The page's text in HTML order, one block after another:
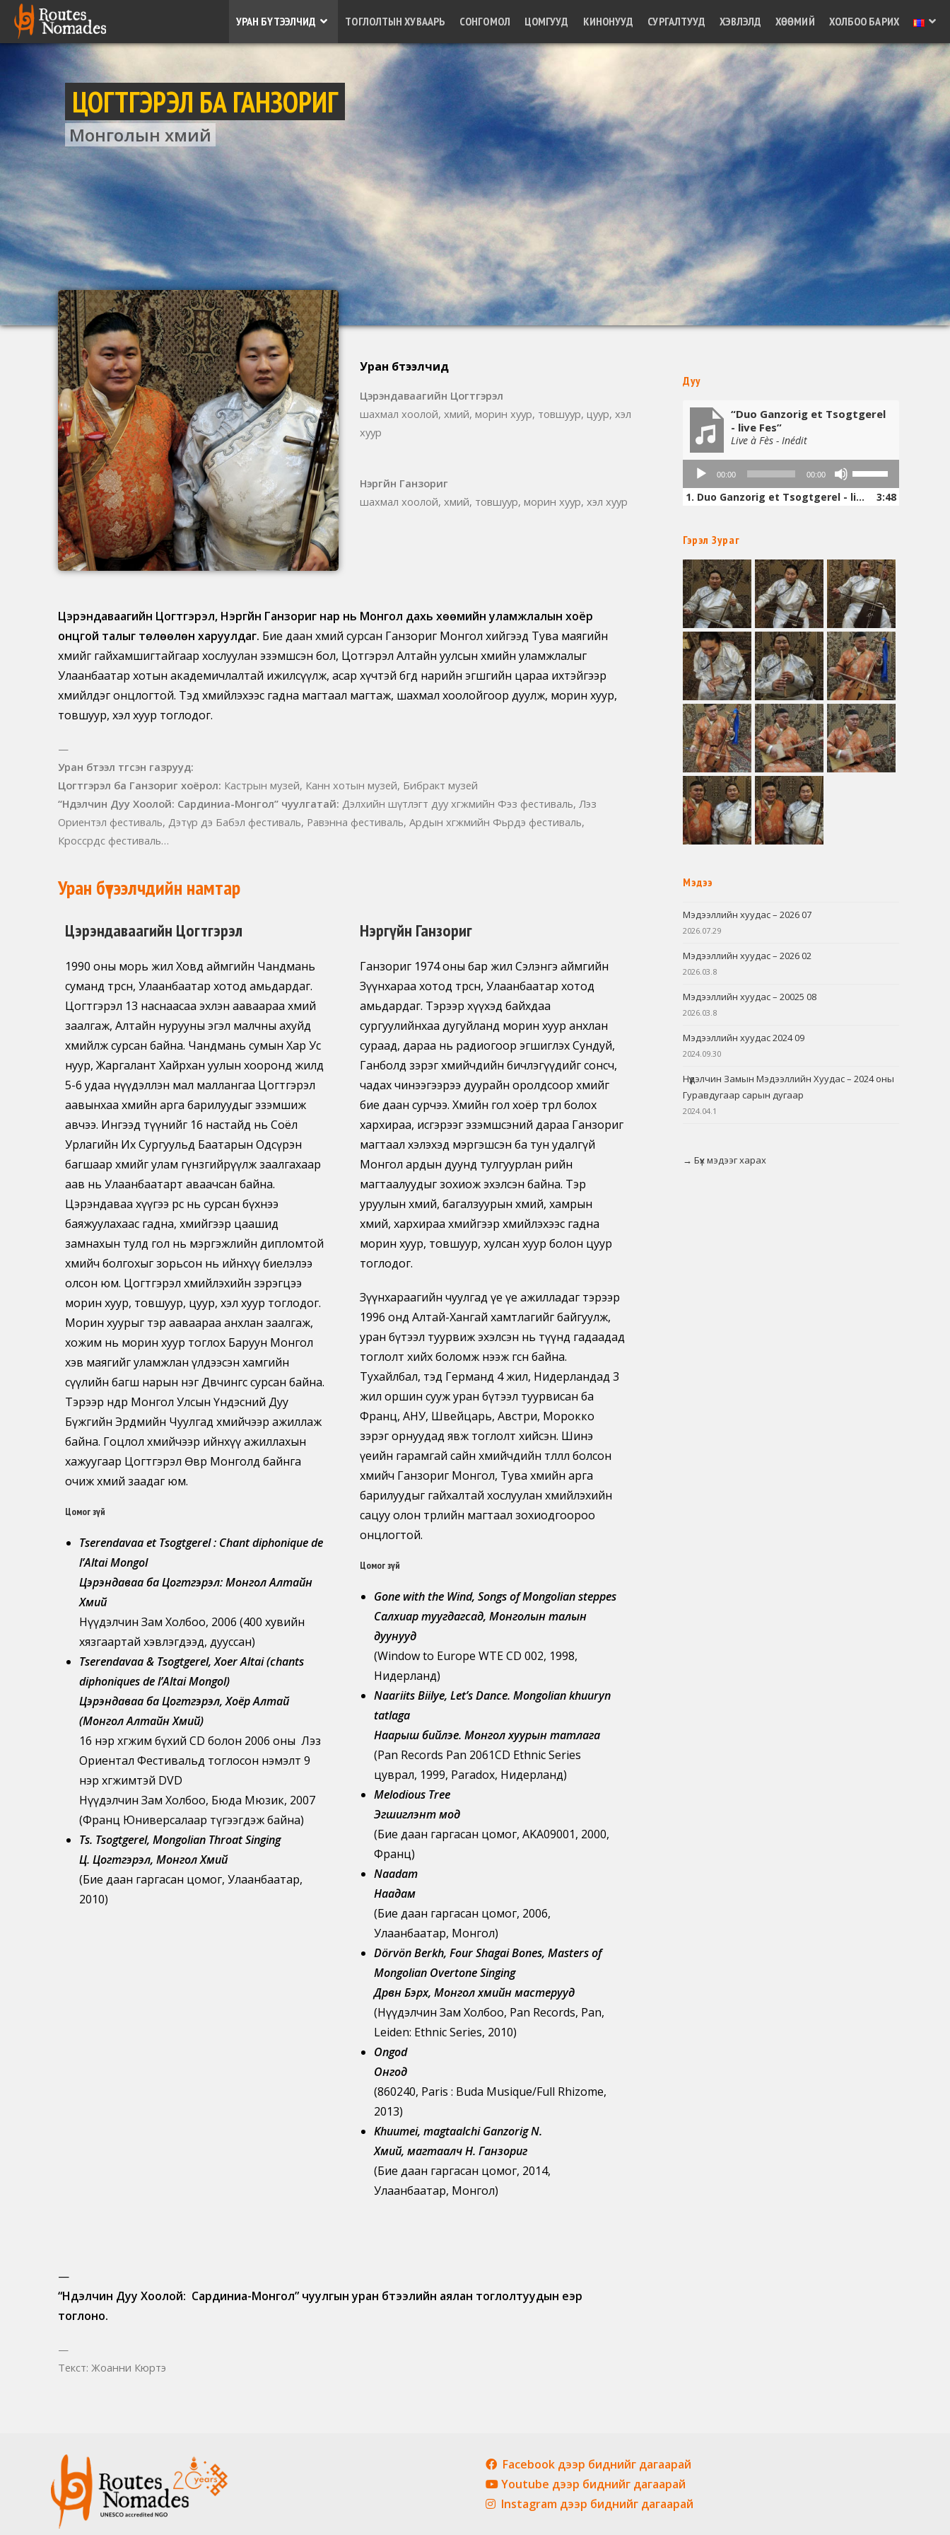
УРАН БҮТЭЭЛЧИД ТОГЛОЛТЫН ХУВААРЬ СОНГОМОЛ ЦОМГУУД КИНОНУУД СУРГАЛТУУД ХЭВЛЭЛД ХӨӨМИЙ ХОЛБОО БАРИХ
ЦОГТГЭРЭЛ БА ГАНЗОРИГ
Монголын хөөмий
Уран бүтээлчид
Цэрэндаваагийн Цогтгэрэл
шахмал хоолой, хөөмий, морин хуур, товшуур, цуур, хэл
хуур
Нэргүйн Ганзориг
шахмал хоолой, хөөмий, товшуур, морин хуур, хэл хуур
Цэрэндаваагийн Цогтгэрэл, Нэргүйн Ганзориг нар нь Монгол дахь хөөмийн уламжлалын хоёр
онцгой талыг төлөөлөн харуулдаг. Бие даан хөөмий сурсан Ганзориг Монгол хийгээд Тува маягийн
хөөмийг гайхамшигтайгаар хослуулан эзэмшсэн бол, Цотгэрэл Алтайн уулсын хөөмийн уламжлалыг
Улаанбаатар хотын академичлалтай ижилсүүлж, асар хүчтэй бөгөөд нарийн эгшгийн цараа ихтэйгээр
хөөмийлдэг онцлогтой. Тэд хөөмийлэхээс гадна магтаал магтаж, шахмал хоолойгоор дуулж, морин хуур,
товшуур, хэл хуур тоглодог.
—
Уран бүтээл түгсэн газрууд:
Цогтгэрэл ба Ганзориг хоёрол: Кастрын музей, Канн хотын музей, Бибракт музей
“Нүүдэлчин Дуу Хоолой: Сардиниа-Монгол” чуулгатай: Дэлхийн шүтлэгт дуу хөгжмийн Фэз фестиваль, Лэз
Ориентэл фестиваль, Дэтүр дэ Бабэл фестиваль, Равэнна фестиваль, Ардын хөгжмийн Фьөрдэ фестиваль,
Кроссрөдс фестиваль…
Уран бүтээлчдийн намтар
Цэрэндаваагийн Цогтгэрэл
1990 оны морь жил Ховд аймгийн Чандмань
суманд төрсөн, Улаанбаатар хотод амьдардаг.
Цогтгэрэл 13 наснаасаа эхлэн ааваараа хөөмий
заалгаж, Алтайн нурууны эгэл малчны ахуйд
хөөмийлж сурсан байна. Чандмань сумын Хар Ус
нуур, Жаргалант Хайрхан уулын хооронд жилд
5-6 удаа нүүдэллэн мал маллангаа Цогтгэрэл
аавынхаа хөөмийн арга барилуудыг эзэмшиж
авчээ. Ингээд түүнийг 16 настайд нь Соёл
Урлагийн Их Сургуульд Баатарын Одсүрэн
багшаар хөөмийг улам гүнзгийрүүлж заалгахаар
аав нь Улаанбаатарт аваачсан байна.
Цэрэндаваа хүүгээ өөрөөс нь сурсан бүхнээ
баяжуулахаас гадна, хөөмийгээр цаашид
замнахын тулд гол нь мэргэжлийн дипломтой
хөөмийч болгохыг зорьсон нь ийнхүү биелэлээ
олсон юм. Цогтгэрэл хөөмийлэхийн зэрэгцээ
морин хуур, товшуур, цуур, хэл хуур тоглодог.
Морин хуурыг тэр ааваараа анхлан заалгаж,
хожим нь морин хуур тоглох Баруун Монгол
хэв маягийг уламжлан үлдээсэн хамгийн
сүүлийн багш нарын нэг Дөвчингөөс сурсан байна.
Тэрээр өнөөдөр Монгол Улсын Үндэсний Дуу
Бүжгийн Эрдмийн Чуулгад хөөмийчээр ажиллаж
байна. Гоцлол хөөмийчээр ийнхүү ажиллахын
хажуугаар Цогтгэрэл Өвөр Монголд байнга
очиж хөөмий заадаг юм.
Цомог зүй
Tserendavaa et Tsogtgerel : Chant diphonique de
l’Altai Mongol
Цэрэндаваа ба Цогтгэрэл: Монгол Алтайн
Хөөмий
Нүүдэлчин Зам Холбоо, 2006 (400 хувийн
хязгаартай хэвлэгдээд, дууссан)
Tserendavaa & Tsogtgerel, Xoer Altai (chants
diphoniques de l’Altai Mongol)
Цэрэндаваа ба Цогтгэрэл, Хоёр Алтай
(Монгол Алтайн Хөөмий)
16 нэр хөгжим бүхий CD болон 2006 оны Лэз
Ориентал Фестивальд тоглосон нэмэлт 9
нэр хөгжимтэй DVD
Нүүдэлчин Зам Холбоо, Бюда Мюзик, 2007
(Франц Юниверсалаар түгээгдэж байна)
Ts. Tsogtgerel, Mongolian Throat Singing
Ц. Цогтгэрэл, Монгол Хөөмий
(Бие даан гаргасан цомог, Улаанбаатар,
2010)
Нэргүйн Ганзориг
Ганзориг 1974 оны бар жил Сэлэнгэ аймгийн
Зүүнхараа хотод төрсөн, Улаанбаатар хотод
амьдардаг. Тэрээр хүүхэд байхдаа
сургуулийнхаа дугуйланд морин хуур анхлан
сураад, дараа нь радиогоор эгшиглэх Сундуй,
Ганболд зэрэг хөөмийчдийн бичлэгүүдийг сонсч,
чадах чинээгээрээ дуурайн оролдсоор хөөмийг
бие даан сурчээ. Хөөмийн гол хоёр төрөл болох
хархираа, исгэрээг эзэмшсэний дараа Ганзориг
магтаал хэлэхэд мэргэшсэн ба тун удалгүй
Монгол ардын дуунд тулгуурлан өөрийн
магтаалуудыг зохиож эхэлсэн байна. Тэр
уруулын хөөмий, багалзуурын хөөмий, хамрын
хөөмий, хархираа хөөмийгээр хөөмийлэхээс гадна
морин хуур, товшуур, хулсан хуур болон цуур
тоглодог.
Зүүнхараагийн чуулгад үе үе ажилладаг тэрээр
1996 онд Алтай-Хангай хамтлагийг байгуулж,
уран бүтээл туурвиж эхэлсэн нь түүнд гадаадад
тоглолт хийх боломж нээж өгсөн байна.
Тухайлбал, тэд Германд 4 жил, Нидерландад 3
жил оршин сууж уран бүтээл туурвисан ба
Франц, АНУ, Швейцарь, Австри, Морокко
зэрэг орнуудад явж тоглолт хийсэн. Шинэ
үеийн гарамгай сайн хөөмийчдийн төлөөлөл болсон
хөөмийч Ганзориг Монгол, Тува хөөмийн арга
барилуудыг гайхалтай хослуулан хөөмийлэхийн
сацуу олон төрлийн магтаал зохиодгоороо
онцлогтой.
Цомог зүй
Gone with the Wind, Songs of Mongolian steppes
Салхиар туугдагсад, Монголын талын
дуунууд
(Window to Europe WTE CD 002, 1998,
Нидерланд)
Naariits Biilye, Let’s Dance. Mongolian khuuryn
tatlaga
Наарыш бийлэе. Монгол хуурын татлага
(Pan Records Pan 2061CD Ethnic Series
цуврал, 1999, Paradox, Нидерланд)
Melodious Tree
Эгшиглэнт мод
(Бие даан гаргасан цомог, AKA09001, 2000,
Франц)
Naadam
Наадам
(Бие даан гаргасан цомог, 2006,
Улаанбаатар, Монгол)
Dörvön Berkh, Four Shagai Bones, Masters of
Mongolian Overtone Singing
Дөрвөн Бэрх, Монгол хөөмийн мастерууд
(Нүүдэлчин Зам Холбоо, Pan Records, Pan,
Leiden: Ethnic Series, 2010)
Ongod
Онгод
(860240, Paris : Buda Musique/Full Rhizome,
2013)
Khuumei, magtaalchi Ganzorig N.
Хөөмий, магтаалч Н. Ганзориг
(Бие даан гаргасан цомог, 2014,
Улаанбаатар, Монгол)
—
“Нүүдэлчин Дуу Хоолой: Сардиниа-Монгол” чуулгын уран бүтээлийн аялан тоглолтуудын үеэр
тоглоно.
—
Текст: Жоанни Кюртэ
Дуу
“Duo Ganzorig et Tsogtgerel
- live Fes”
Live à Fès - Inédit
Аудио
тоглуулагч
00:00 00:00
сумны
нэмэгдүүлэх
буюу
багасгах.
1. Duo Ganzorig et Tsogtgerel - live Fes 3:48
Гэрэл Зураг
Мэдээ
Мэдээллийн хуудас – 2026 07
2026.07.29
Мэдээллийн хуудас – 2026 02
2026.03.8
Мэдээллийн хуудас – 20025 08
2026.03.8
Мэдээллийн хуудас 2024 09
2024.09.30
Нүүдэлчин Замын Мэдээллийн Хуудас – 2024 оны
Гуравдугаар сарын дугаар
2024.04.1
→ Бүх мэдээг харах
Facebook дээр биднийг дагаарай
Youtube дээр биднийг дагаарай
Instagram дээр биднийг дагаарай